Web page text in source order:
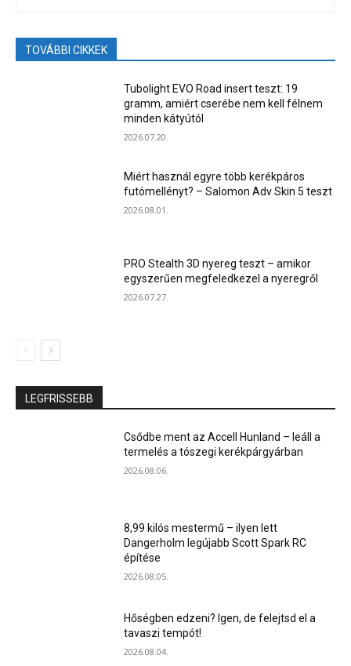
TOVÁBBI CIKKEK
Tubolight EVO Road insert teszt: 19
gramm, amiért cserébe nem kell félnem
minden kátyútól
2026.07.20.
Miért használ egyre több kerékpáros
futómellényt? – Salomon Adv Skin 5 teszt
2026.08.01.
PRO Stealth 3D nyereg teszt – amikor
egyszerűen megfeledkezel a nyeregről
2026.07.27.
LEGFRISSEBB
Csődbe ment az Accell Hunland – leáll a
termelés a tószegi kerékpárgyárban
2026.08.06.
8,99 kilós mestermű – ilyen lett
Dangerholm legújabb Scott Spark RC
építése
2026.08.05.
Hőségben edzeni? Igen, de felejtsd el a
tavaszi tempót!
2026.08.04.